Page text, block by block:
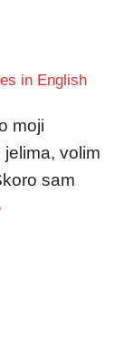
in English
moji
volim
sam